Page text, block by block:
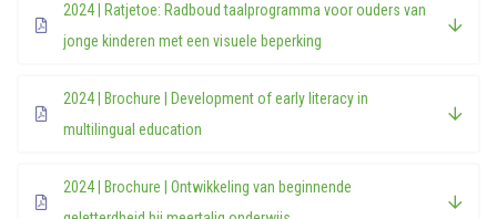
2024 | Ratjetoe: Radboud taalprogramma voor ouders van
jonge kinderen met een visuele beperking
2024 | Brochure | Development of early literacy in
multilingual education
2024 | Brochure | Ontwikkeling van beginnende